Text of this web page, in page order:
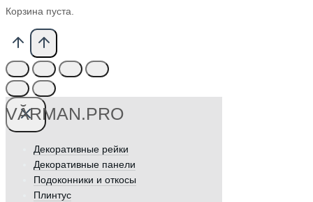
Корзина пуста.
VӐRMAN.PRO
Декоративные рейки
Декоративные панели
Подоконники и откосы
Плинтус